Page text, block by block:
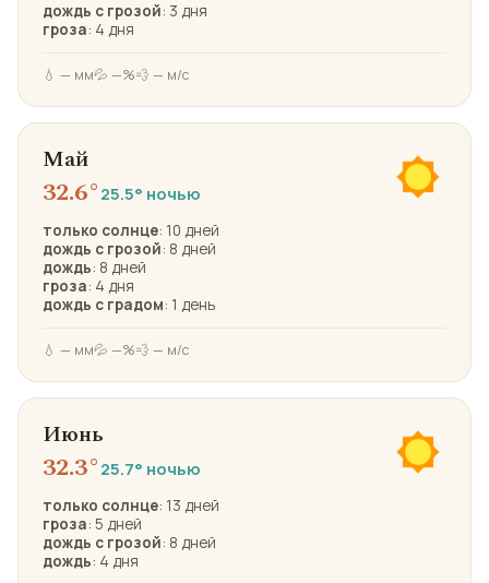
дождь с грозой: 3 дня
гроза: 4 дня
💧 — мм💦 —%💨 — м/с
Май
32.6°25.5° ночью
только солнце: 10 дней
дождь с грозой: 8 дней
дождь: 8 дней
гроза: 4 дня
дождь с градом: 1 день
💧 — мм💦 —%💨 — м/с
Июнь
32.3°25.7° ночью
только солнце: 13 дней
гроза: 5 дней
дождь с грозой: 8 дней
дождь: 4 дня